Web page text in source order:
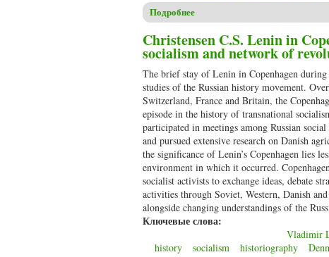
Подробнее
Christensen C.S. Lenin in
socialism and network of
The brief stay of Lenin in Copenhagen
studies of the Russian history movement.
Switzerland, France and Britain, the
episode in the history of transnational
participated in meetings among Russian
and pursued extensive research on Danish
the significance of Lenin’s Copenhagen lies
environment in which it occurred.
socialist activists to exchange ideas, debate
activities through Soviet, Western, Danish
alongside changing understandings of the
Ключевые слова:
Vladimir
history
socialism historiography